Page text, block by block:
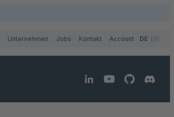
Unternehmen Jobs Kontakt Account DE EN